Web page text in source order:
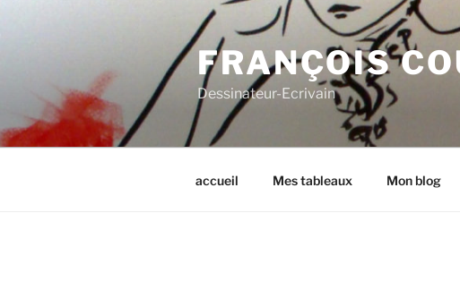
FRANÇOIS
Dessinateur-Ecrivain
accueil Mes tableaux Mon blog